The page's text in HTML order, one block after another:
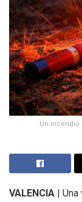
Un incendio
VALENCIA |